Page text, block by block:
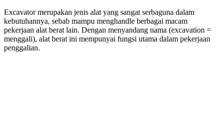
Excavator merupakan jenis alat yang sangat serbaguna dalam
kebutuhannya, sebab mampu menghandle berbagai macam
pekerjaan alat berat lain. Dengan menyandang nama (excavation =
menggali), alat berat ini mempunyai fungsi utama dalam pekerjaan
penggalian.